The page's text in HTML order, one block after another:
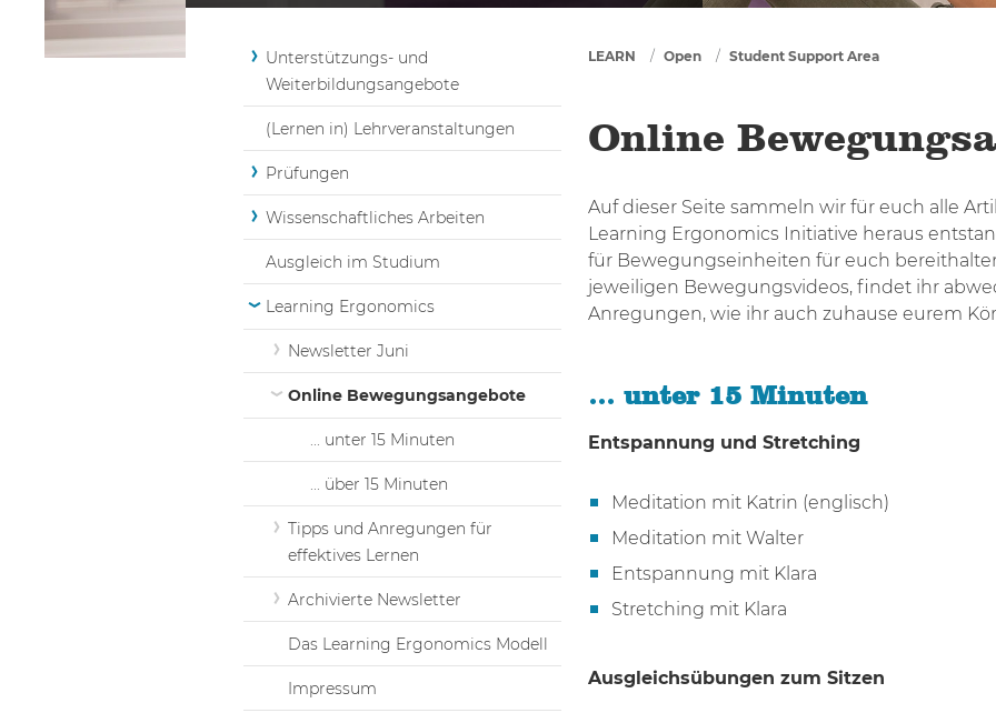
Unterstützungs- und
Weiterbildungsangebote
(Lernen in) Lehrveranstaltungen
Prüfungen
Wissenschaftliches Arbeiten
Ausgleich im Studium
Learning Ergonomics
Newsletter Juni
Online Bewegungsangebote
... unter 15 Minuten
... über 15 Minuten
Tipps und Anregungen für
effektives Lernen
Archivierte Newsletter
Das Learning Ergonomics Modell
Impressum
You are here
LEARN Open Student Support Area
Online
Auf dieser Seite sammeln wir für euch alle
Learning Ergonomics Initiative heraus
für Bewegungseinheiten für euch
jeweiligen Bewegungsvideos, findet ihr
Anregungen, wie ihr auch zuhause eurem
… unter 15 Minuten
Entspannung und Stretching
Meditation mit Katrin (englisch)
Meditation mit Walter
Entspannung mit Klara
Stretching mit Klara
Ausgleichsübungen zum Sitzen